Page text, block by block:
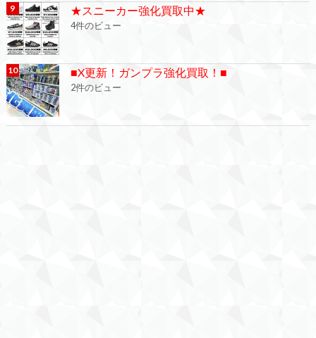
★スニーカー強化買取中★
4件のビュー
■X更新！ガンプラ強化買取！■
2件のビュー